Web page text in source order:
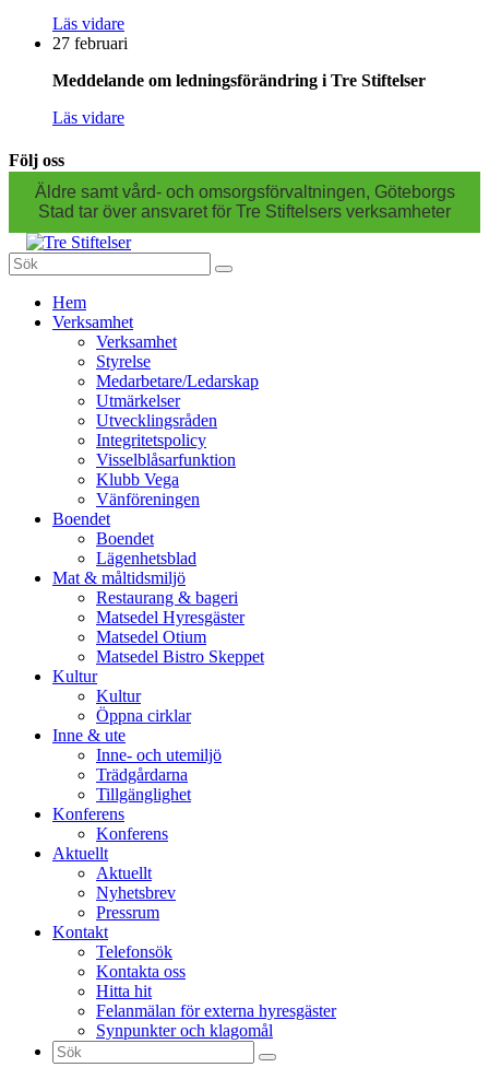
Läs vidare
27 februari
Meddelande om ledningsförändring i Tre Stiftelser
Läs vidare
Följ oss
Äldre samt vård- och omsorgsförvaltningen, Göteborgs
Stad tar över ansvaret för Tre Stiftelsers verksamheter
Sök
efter:
vidare
Hem
Verksamhet
Verksamhet
Styrelse
Medarbetare/Ledarskap
Utmärkelser
Utvecklingsråden
Integritetspolicy
Visselblåsarfunktion
Klubb Vega
Vänföreningen
Boendet
Boendet
Lägenhetsblad
Mat & måltidsmiljö
Restaurang & bageri
Matsedel Hyresgäster
Matsedel Otium
Matsedel Bistro Skeppet
Kultur
Kultur
Öppna cirklar
Inne & ute
Inne- och utemiljö
Trädgårdarna
Tillgänglighet
Konferens
Konferens
Aktuellt
Aktuellt
Nyhetsbrev
Pressrum
Kontakt
Telefonsök
Kontakta oss
Hitta hit
Felanmälan för externa hyresgäster
Synpunkter och klagomål
Sök
efter: